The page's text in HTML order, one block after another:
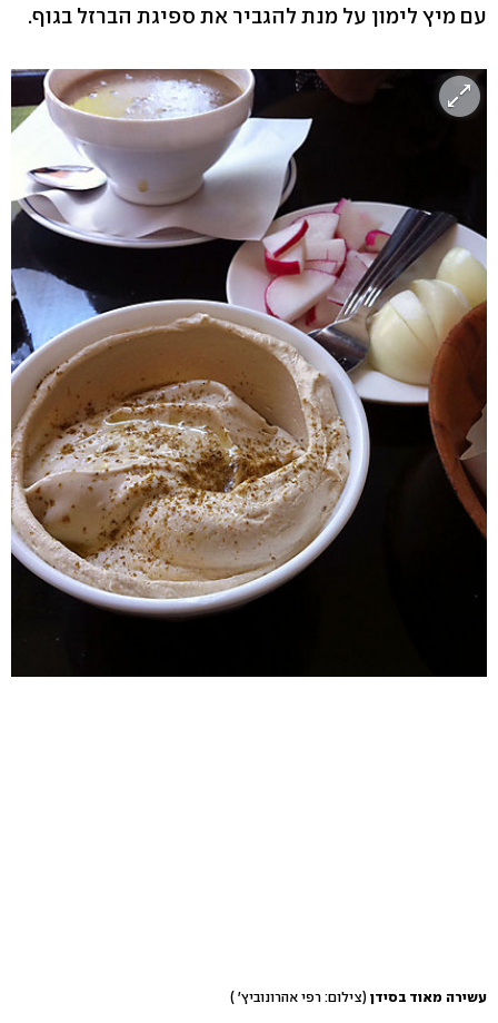
עם מיץ לימון על מנת להגביר את ספיגת הברזל בגוף.
עשירה מאוד בסידן (צילום: רפי אהרונוביץ' )